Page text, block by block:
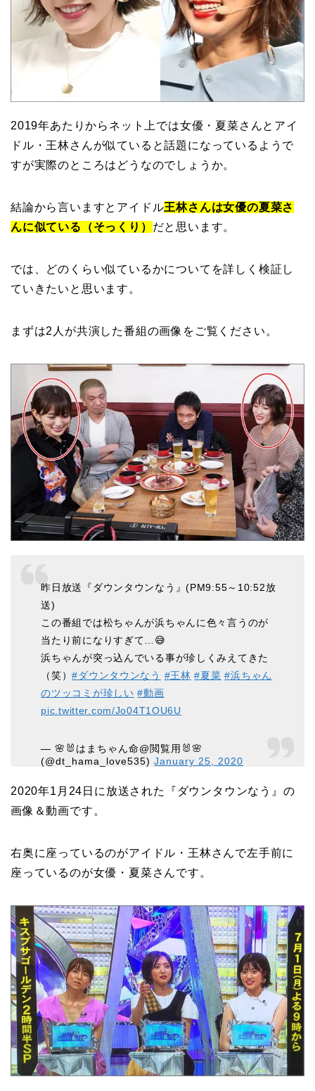
2019年あたりからネット上では女優・夏菜さんとアイ
ドル・王林さんが似ていると話題になっているようで
すが実際のところはどうなのでしょうか。
結論から言いますとアイドル王林さんは女優の夏菜さ
んに似ている（そっくり） だと思います。
では、どのくらい似ているかについてを詳しく検証し
ていきたいと思います。
まずは2人が共演した番組の画像をご覧ください。
昨日放送『ダウンタウンなう』(PM9:55～10:52放
送)
この番組では松ちゃんが浜ちゃんに色々言うのが
当たり前になりすぎて…😅
浜ちゃんが突っ込んでいる事が珍しくみえてきた
（笑）#ダウンタウンなう #王林 #夏菜 #浜ちゃん
のツッコミが珍しい #動画
pic.twitter.com/Jo04T1OU6U
— 🌸🐰はまちゃん命@閲覧用🐰🌸
(@dt_hama_love535)January 25, 2020
2020年1月24日に放送された『ダウンタウンなう』の
画像＆動画です。
右奥に座っているのがアイドル・王林さんで左手前に
座っているのが女優・夏菜さんです。